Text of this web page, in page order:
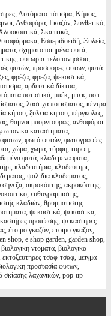
Αυτόματο πότισμα, Κήπος,
Ανθοφόρα, Γκαζόν, Συνθετικό,
Σκαπτικά,
Εσπεριδοειδή, Ξυλεία,
σχηματοποιημένα φυτά,
φυτωρια πελοπονησσου,
φυτών, προσφορες φυτων, φυτά
φρέζα, φρεζα, ψεκαστικά,
αρδευτικά δίκτυα,
ποτιστικά, μπέκ, μπεκ, ποπ
λαστιχα ποτισματος, κέντρα
κήπου, ξυλεια κηπου, πέργκολες,
θαμνοι μπορντουρας, ανθοφόροι
καταστηματα,
φυτων, φωτό φυτών, φωτογραφίες
χώμα, χωμα, τύρφη, τυρφη,
φυτά, κλαδεμενα φυτα,
κλαδευτήρια, κλαδευτηρι,
ψαλιδια κλαδεματος,
ακροκόπτης, ακροκόπτης,
ευθυγραμμιστης,
κλαδιών, θρυμματιστης
ψεκαστικά, ψεκαστικα,
προπίεσης, ψεκαστηρες
έτοιμο γκαζόν, ετοιμο γκαζον,
shop, e shop garden, garden shop,
ντοματα, βιολογικα
τσαφ-τσαφ, μειγμα
προστασία φυτων,
σκίασης λαχανικών, pop-up